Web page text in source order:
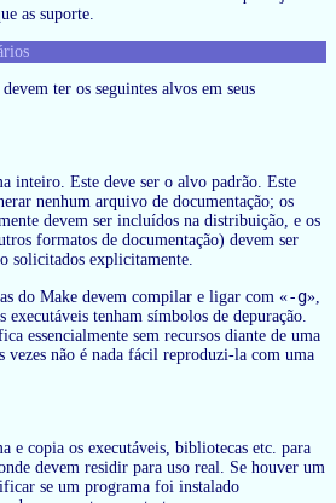
as suporte.
ter os seguintes alvos em seus
inteiro. Este deve ser o alvo padrão. Este
nenhum arquivo de documentação; os
devem ser incluídos na distribuição, e os
formatos de documentação) devem ser
solicitados explicitamente.
do Make devem compilar e ligar com «-g»,
executáveis tenham símbolos de depuração.
essencialmente sem recursos diante de uma
vezes não é nada fácil reproduzi-la com uma
e copia os executáveis, bibliotecas etc. para
devem residir para uso real. Se houver um
se um programa foi instalado